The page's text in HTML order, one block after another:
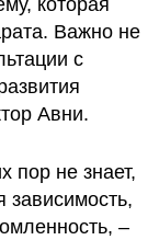
Важно не
с
Авни.
пор не знает,
зависимость,
–